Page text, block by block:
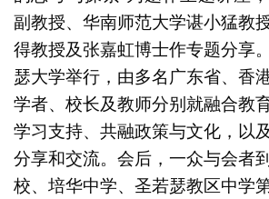
副教授、华南师范大学谌小猛教
得教授及张嘉虹博士作专题分享
瑟大学举行，由多名广东省、香
学者、校长及教师分别就融合教
学习支持、共融政策与文化，以
分享和交流。会后，一众与会者
校、培华中学、圣若瑟教区中学